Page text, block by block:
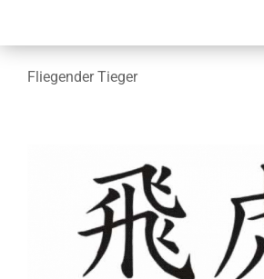
Fliegender Tieger